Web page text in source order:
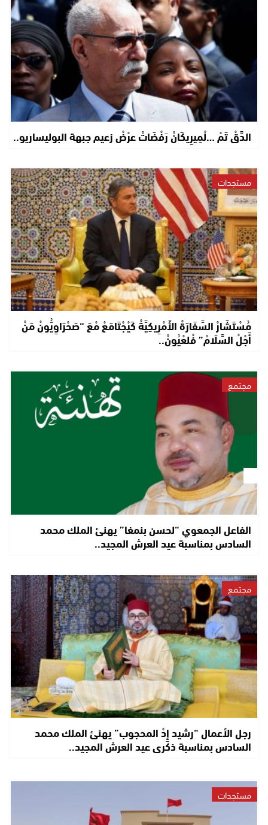
الدَّقْ تَمْ …لْمِيرِيكَانْ رَفْضَاتْ عرْضْ زعيم جبهة البوليساريو..
مستجدات
مُسْتَشَارْ السَّفَارَةْ الأَمْرِيكِيَّةْ كَيْجْتَامَعْ مْعَ “صَحْرَاوِيُّونْ مَنْ
أَجْلْ السَّلَامْ” فْلعْيُونْ..
مجتمع
الفاعل الجمعوي “لحسن بنمغا” يهنئ الملك محمد
السادس بمناسبة عيد العرش المجيد..
مجتمع
رجل الأعمال “رشيد إِدْ المحجوب” يهنئ الملك محمد
السادس بمناسبة ذكرى عيد العرش المجيد..
مستجدات